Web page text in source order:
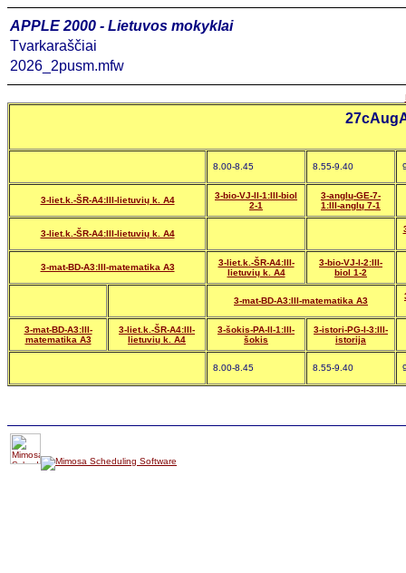
APPLE 2000 - Lietuvos mokyklai
Tvarkaraščiai
2026_2pusm.mfw
8.00-8.45 8.55-9.40
3-liet.k.-ŠR-A4:III-lietuvių k. A4
3-bio-VJ-II-1:III-biol
2-1
3-anglų-GE-7-
1:III-anglų 7-1
3-liet.k.-ŠR-A4:III-lietuvių k. A4
3-mat-BD-A3:III-matematika A3
3-liet.k.-ŠR-A4:III-
lietuvių k. A4
3-bio-VJ-I-2:III-
biol 1-2
3-mat-BD-A3:III-matematika A3
3-mat-BD-A3:III-
matematika A3
3-liet.k.-ŠR-A4:III-
lietuvių k. A4
3-šokis-PA-II-1:III-
šokis
3-istori-PG-I-3:III-
istorija
8.00-8.45 8.55-9.40